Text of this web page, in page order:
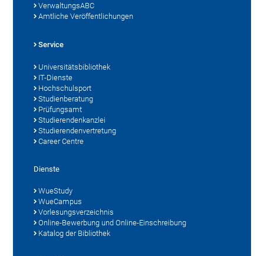
VerwaltungsABC
Amtliche Veröffentlichungen
Service
Universitätsbibliothek
IT-Dienste
Hochschulsport
Studienberatung
Prüfungsamt
Studierendenkanzlei
Studierendenvertretung
Career Centre
Dienste
WueStudy
WueCampus
Vorlesungsverzeichnis
Online-Bewerbung und Online-Einschreibung
Katalog der Bibliothek